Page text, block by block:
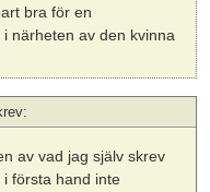
bra för en
närheten av den kvinna
av vad jag själv skrev
första hand inte